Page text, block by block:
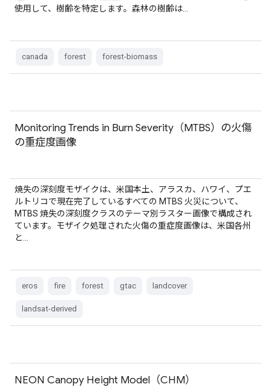
使用して、樹齢を特定します。森林の樹齢は…
canada forest forest-biomass
Monitoring Trends in Burn Severity（MTBS）の火傷
の重症度画像
焼失の深刻度モザイクは、米国本土、アラスカ、ハワイ、プエ
ルトリコで現在完了しているすべての MTBS 火災について、
MTBS 焼失の深刻度クラスのテーマ別ラスター画像で構成され
ています。モザイク処理された火傷の重症度画像は、米国各州
と…
eros fire forest gtac landcover
landsat-derived
NEON Canopy Height Model（CHM）